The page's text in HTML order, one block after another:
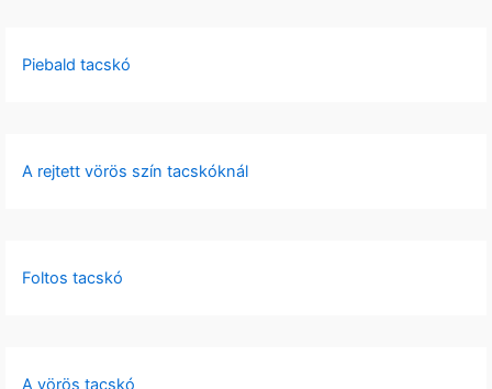
Piebald tacskó
A rejtett vörös szín tacskóknál
Foltos tacskó
A vörös tacskó